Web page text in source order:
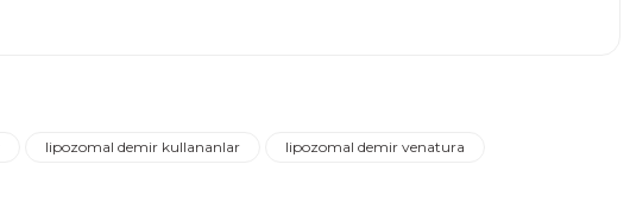
lipozomal demir kullananlar
lipozomal demir venatura